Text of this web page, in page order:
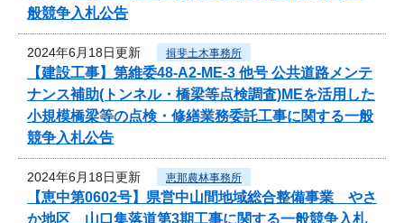
般競争入札公告
2024年6月18日更新 揖斐土木事務所
【建設工事】第維委48-A2-ME-3 他号 公共道路メンテ
ナンス補助(トンネル・橋梁等点検調査)MEを活用した
小規模橋梁等の点検・修繕業務委託工事に関する一般
競争入札公告
2024年6月18日更新 恵那農林事務所
【恵中第0602号】県営中山間地域総合整備事業 やさ
か地区 山口集落道第3期工事に関する一般競争入札